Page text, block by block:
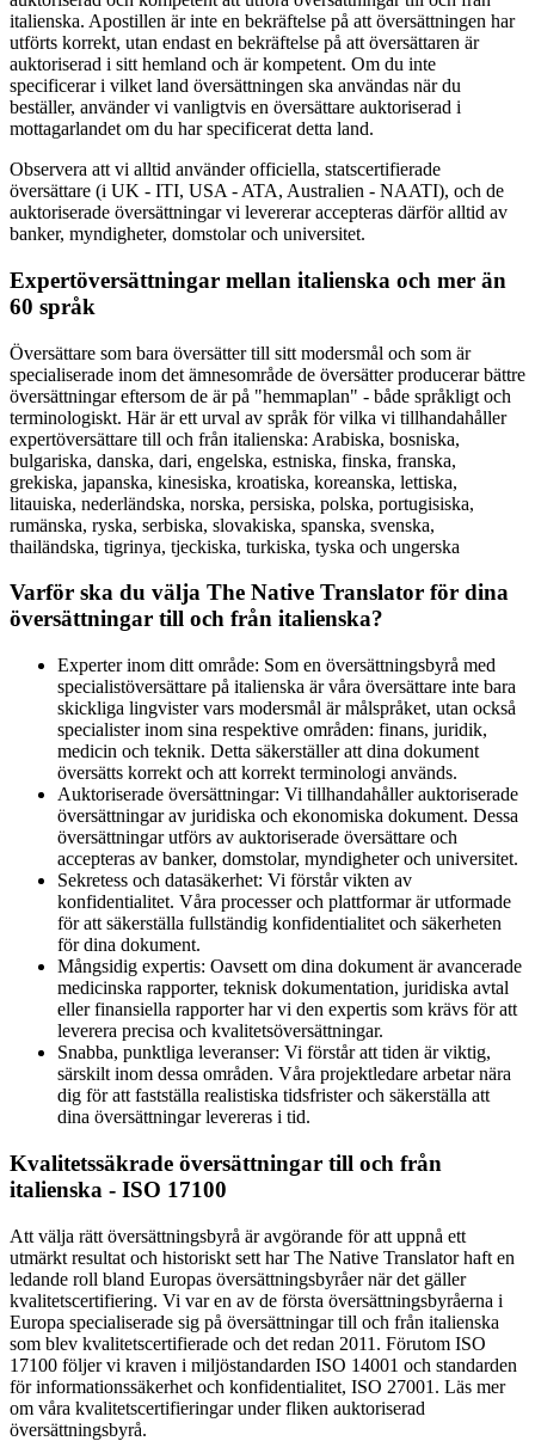
italienska. Apostillen är inte en bekräftelse på att översättningen har
utförts korrekt, utan endast en bekräftelse på att översättaren är
auktoriserad i sitt hemland och är kompetent. Om du inte
specificerar i vilket land översättningen ska användas när du
beställer, använder vi vanligtvis en översättare auktoriserad i
mottagarlandet om du har specificerat detta land.
Observera att vi alltid använder officiella, statscertifierade
översättare (i UK - ITI, USA - ATA, Australien - NAATI), och de
auktoriserade översättningar vi levererar accepteras därför alltid av
banker, myndigheter, domstolar och universitet.
Expertöversättningar mellan italienska och mer än
60 språk
Översättare som bara översätter till sitt modersmål och som är
specialiserade inom det ämnesområde de översätter producerar bättre
översättningar eftersom de är på "hemmaplan" - både språkligt och
terminologiskt. Här är ett urval av språk för vilka vi tillhandahåller
expertöversättare till och från italienska: Arabiska, bosniska,
bulgariska, danska, dari, engelska, estniska, finska, franska,
grekiska, japanska, kinesiska, kroatiska, koreanska, lettiska,
litauiska, nederländska, norska, persiska, polska, portugisiska,
rumänska, ryska, serbiska, slovakiska, spanska, svenska,
thailändska, tigrinya, tjeckiska, turkiska, tyska och ungerska
Varför ska du välja The Native Translator för dina
översättningar till och från italienska?
Experter inom ditt område: Som en översättningsbyrå med
specialistöversättare på italienska är våra översättare inte bara
skickliga lingvister vars modersmål är målspråket, utan också
specialister inom sina respektive områden: finans, juridik,
medicin och teknik. Detta säkerställer att dina dokument
översätts korrekt och att korrekt terminologi används.
Auktoriserade översättningar: Vi tillhandahåller auktoriserade
översättningar av juridiska och ekonomiska dokument. Dessa
översättningar utförs av auktoriserade översättare och
accepteras av banker, domstolar, myndigheter och universitet.
Sekretess och datasäkerhet: Vi förstår vikten av
konfidentialitet. Våra processer och plattformar är utformade
för att säkerställa fullständig konfidentialitet och säkerheten
för dina dokument.
Mångsidig expertis: Oavsett om dina dokument är avancerade
medicinska rapporter, teknisk dokumentation, juridiska avtal
eller finansiella rapporter har vi den expertis som krävs för att
leverera precisa och kvalitetsöversättningar.
Snabba, punktliga leveranser: Vi förstår att tiden är viktig,
särskilt inom dessa områden. Våra projektledare arbetar nära
dig för att fastställa realistiska tidsfrister och säkerställa att
dina översättningar levereras i tid.
Kvalitetssäkrade översättningar till och från
italienska - ISO 17100
Att välja rätt översättningsbyrå är avgörande för att uppnå ett
utmärkt resultat och historiskt sett har The Native Translator haft en
ledande roll bland Europas översättningsbyråer när det gäller
kvalitetscertifiering. Vi var en av de första översättningsbyråerna i
Europa specialiserade sig på översättningar till och från italienska
som blev kvalitetscertifierade och det redan 2011. Förutom ISO
17100 följer vi kraven i miljöstandarden ISO 14001 och standarden
för informationssäkerhet och konfidentialitet, ISO 27001. Läs mer
om våra kvalitetscertifieringar under fliken auktoriserad
översättningsbyrå.